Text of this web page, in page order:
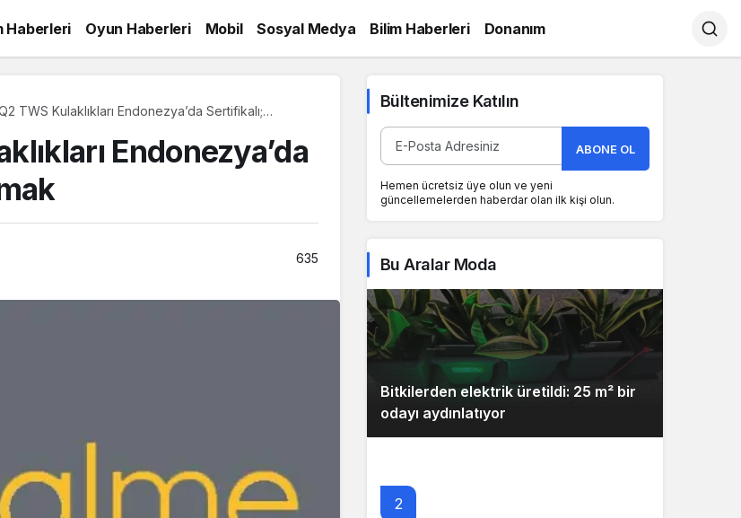
Haberleri Oyun Haberleri Mobil Sosyal Medya Bilim Haberleri Donanım
TWS Kulaklıkları Endonezya’da Sertifikalı;
Endonezya’da
635
Bültenimize Katılın
ABONE OL
Hemen ücretsiz üye olun ve yeni
güncellemelerden haberdar olan ilk kişi olun.
Bu Aralar Moda
Bitkilerden elektrik üretildi: 25 m² bir
odayı aydınlatıyor
2